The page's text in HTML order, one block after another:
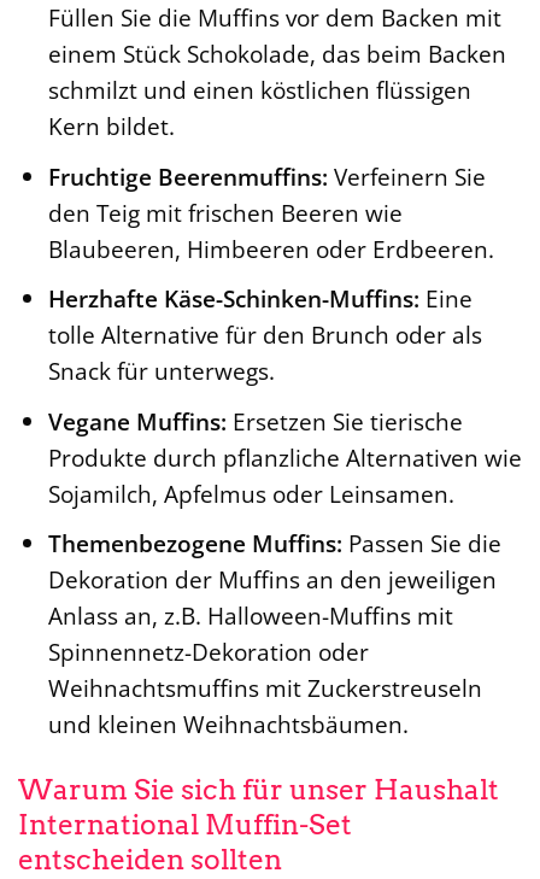
Füllen Sie die Muffins vor dem Backen mit
einem Stück Schokolade, das beim Backen
schmilzt und einen köstlichen flüssigen
Kern bildet.
Fruchtige Beerenmuffins: Verfeinern Sie
den Teig mit frischen Beeren wie
Blaubeeren, Himbeeren oder Erdbeeren.
Herzhafte Käse-Schinken-Muffins: Eine
tolle Alternative für den Brunch oder als
Snack für unterwegs.
Vegane Muffins: Ersetzen Sie tierische
Produkte durch pflanzliche Alternativen wie
Sojamilch, Apfelmus oder Leinsamen.
Themenbezogene Muffins: Passen Sie die
Dekoration der Muffins an den jeweiligen
Anlass an, z.B. Halloween-Muffins mit
Spinnennetz-Dekoration oder
Weihnachtsmuffins mit Zuckerstreuseln
und kleinen Weihnachtsbäumen.
Warum Sie sich für unser Haushalt
International Muffin-Set
entscheiden sollten